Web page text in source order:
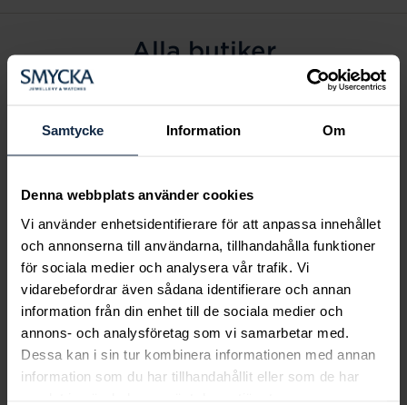
Samtycke Information Om
Denna webbplats använder cookies
Vi använder enhetsidentifierare för att anpassa innehållet
och annonserna till användarna, tillhandahålla funktioner
för sociala medier och analysera vår trafik. Vi
vidarebefordrar även sådana identifierare och annan
information från din enhet till de sociala medier och
annons- och analysföretag som vi samarbetar med.
Dessa kan i sin tur kombinera informationen med annan
information som du har tillhandahållit eller som de har
Alla butiker
Alingsås
Arvidsjaur
Eksjö
Fagersta
Farsta
Gävle
Halmstad
Halmstad Hallarna
Haninge